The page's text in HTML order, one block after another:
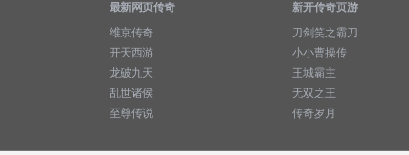
最新网页传奇
维京传奇
开天西游
龙破九天
乱世诸侯
至尊传说
新开传奇页游
刀剑笑之霸刀
小小曹操传
王城霸主
无双之王
传奇岁月